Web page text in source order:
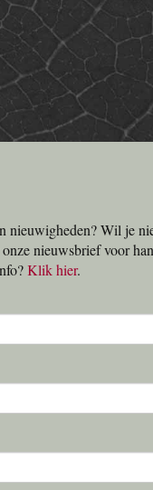
nieuwigheden? Wil je
nieuwsbrief voor
Klik hier.